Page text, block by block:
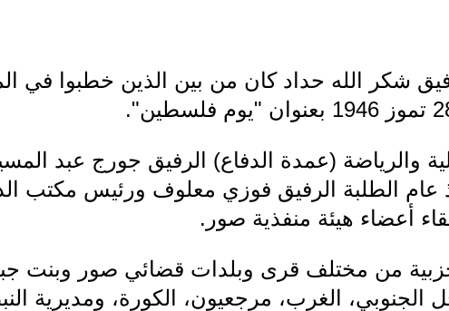
شكر الله حداد كان من بين الذين خطبوا في
والرياضة (عمدة الدفاع) الرفيق جورج عبد
عام الطلبة الرفيق فوزي معلوف ورئيس مكتب
أعضاء هيئة منفذية صور.
من مختلف قرى وبلدات قضائي صور وبنت
الغرب، مرجعيون، الكورة، ومديرية